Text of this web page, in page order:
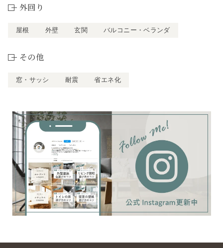
外回り
屋根 外壁 玄関 バルコニー・ベランダ
その他
窓・サッシ 耐震 省エネ化